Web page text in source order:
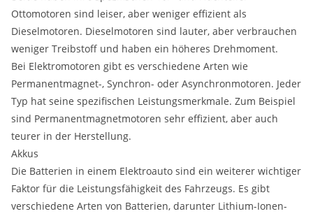
Ottomotoren sind leiser, aber weniger effizient als
Dieselmotoren. Dieselmotoren sind lauter, aber verbrauchen
weniger Treibstoff und haben ein höheres Drehmoment.
Bei Elektromotoren gibt es verschiedene Arten wie
Permanentmagnet-, Synchron- oder Asynchronmotoren. Jeder
Typ hat seine spezifischen Leistungsmerkmale. Zum Beispiel
sind Permanentmagnetmotoren sehr effizient, aber auch
teurer in der Herstellung.
Akkus
Die Batterien in einem Elektroauto sind ein weiterer wichtiger
Faktor für die Leistungsfähigkeit des Fahrzeugs. Es gibt
verschiedene Arten von Batterien, darunter Lithium-Ionen-